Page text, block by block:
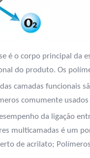
é o corpo principal da
do produto. Os
camadas funcionais
comumente usados
da ligação
multicamadas é um
de acrilato;